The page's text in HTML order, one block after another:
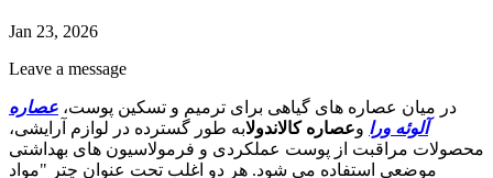
Jan 23, 2026
Leave a message
در میان عصاره های گیاهی برای ترمیم و تسکین پوست، عصاره
آلوئه ورا وعصاره کالاندولابه طور گسترده در لوازم آرایشی،
محصولات مراقبت از پوست عملکردی و فرمولاسیون های بهداشتی
موضعی استفاده می شود. هر دو اغلب تحت عنوان چتر "مواد